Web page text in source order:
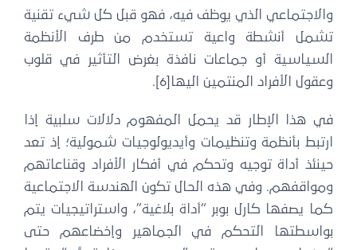
والاجتماعي الذي يوظف فيه، فهو قبل كل شيء تقنية
تشمل أنشطة واعية تستخدم من طرف الأنظمة
السياسية أو جماعات نافذة بغرض التأثير في قلوب
وعقول الأفراد المنتمين اليها[6].
في هذا الإطار قد يحمل المفهوم دلالات سلبية إذا
ارتبط بأنظمة وتنظيمات وأيديولوجيات شمولية؛ إذ تعد
حينئذ أداة توجيه وتحكم في أفكار الأفراد وقناعاتهم
ومواقفهم. وفي هذه الحال تكون الهندسة الاجتماعية
كما يصفها كارل بوبر “أداة بلاغية”، واستراتيجيات يتم
بواسطتها التحكم في الجماهير وإخضاعهم حتى